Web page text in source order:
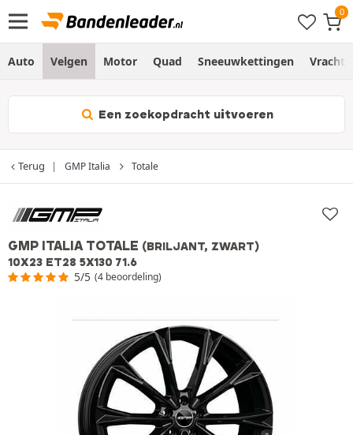
Auto Velgen Motor Quad Sneeuwkettingen
Een zoekopdracht uitvoeren
Terug GMP Italia Totale
GMP ITALIA TOTALE (BRILJANT, ZWART)
10X23 ET28 5X130 71.6
5/5 (4 beoordeling)